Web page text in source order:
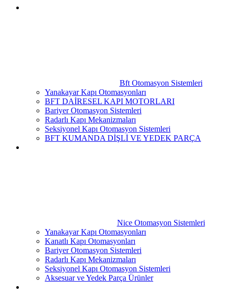
Bft Otomasyon Sistemleri
Yanakayar Kapı Otomasyonları
BFT DAİRESEL KAPI MOTORLARI
Bariyer Otomasyon Sistemleri
Radarlı Kapı Mekanizmaları
Seksiyonel Kapı Otomasyon Sistemleri
BFT KUMANDA DİŞLİ VE YEDEK PARÇA
Nice Otomasyon Sistemleri
Yanakayar Kapı Otomasyonları
Kanatlı Kapı Otomasyonları
Bariyer Otomasyon Sistemleri
Radarlı Kapı Mekanizmaları
Seksiyonel Kapı Otomasyon Sistemleri
Aksesuar ve Yedek Parça Ürünler